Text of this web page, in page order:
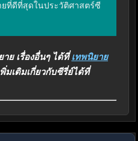
ที่ดีที่สุดในประวัติศาสตร์ซี
ย เรื่องอื่นๆ ได้ที่เทพนิยาย
มเติมเกี่ยวกับซีรี่ย์ได้ที่